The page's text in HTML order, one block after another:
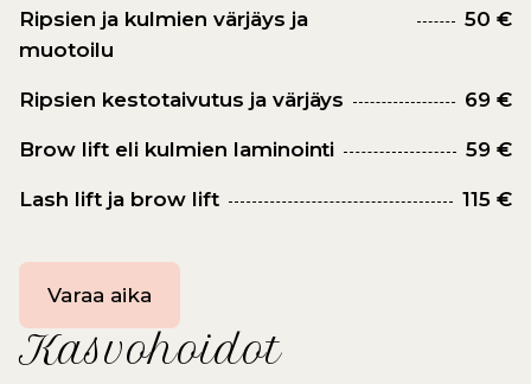
Ripsien ja kulmien värjäys ja
muotoilu
50 €
Ripsien kestotaivutus ja värjäys 69 €
Brow lift eli kulmien laminointi 59 €
Lash lift ja brow lift 115 €
Varaa aika
Kasvohoidot